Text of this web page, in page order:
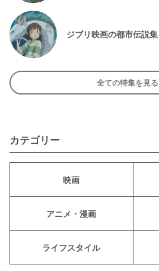
ジブリ映画の都市伝説集
全ての特集を見る
カテゴリー
映画
アニメ・漫画
ライフスタイル